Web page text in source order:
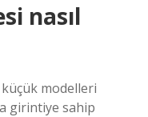
nasıl
küçük modelleri
girintiye sahip